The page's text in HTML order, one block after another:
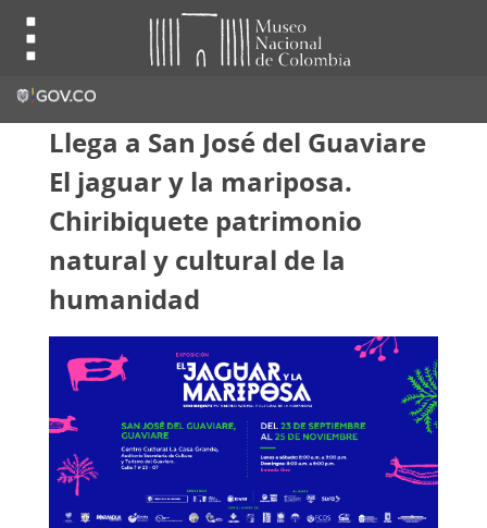
Llega a San José del Guaviare
El jaguar y la mariposa.
Chiribiquete patrimonio
natural y cultural de la
humanidad